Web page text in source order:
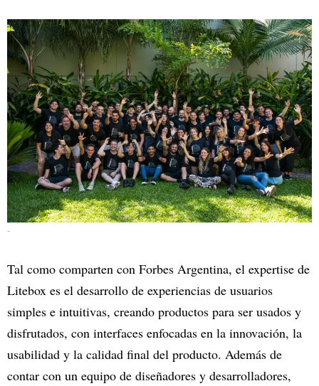
-
Tal como comparten con Forbes Argentina, el expertise de
Litebox es el desarrollo de experiencias de usuarios
simples e intuitivas, creando productos para ser usados y
disfrutados, con interfaces enfocadas en la innovación, la
usabilidad y la calidad final del producto. Además de
contar con un equipo de diseñadores y desarrolladores,